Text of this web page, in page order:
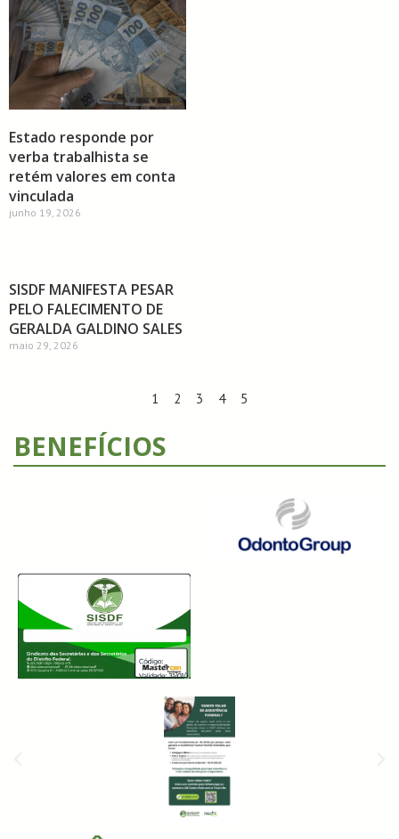
Estado responde por
verba trabalhista se
retém valores em conta
vinculada
junho 19, 2026
SISDF MANIFESTA PESAR
PELO FALECIMENTO DE
GERALDA GALDINO SALES
maio 29, 2026
1 2 3 4 5
BENEFÍCIOS